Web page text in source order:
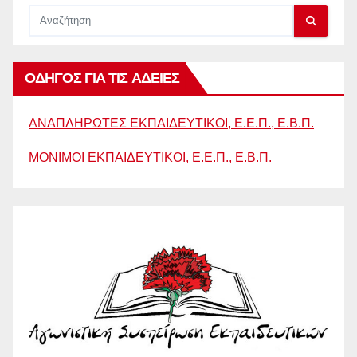
ΟΔΗΓΟΣ ΓΙΑ ΤΙΣ ΑΔΕΙΕΣ
ΑΝΑΠΛΗΡΩΤΕΣ ΕΚΠΑΙΔΕΥΤΙΚΟΙ, Ε.Ε.Π., Ε.Β.Π.
ΜΟΝΙΜΟΙ ΕΚΠΑΙΔΕΥΤΙΚΟΙ, Ε.Ε.Π., Ε.Β.Π.